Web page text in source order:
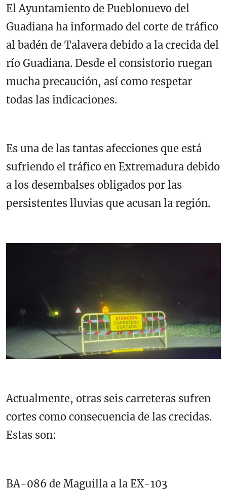
El Ayuntamiento de Pueblonuevo del
Guadiana ha informado del corte de tráfico
al badén de Talavera debido a la crecida del
río Guadiana. Desde el consistorio ruegan
mucha precaución, así como respetar
todas las indicaciones.
Es una de las tantas afecciones que está
sufriendo el tráfico en Extremadura debido
a los desembalses obligados por las
persistentes lluvias que acusan la región.
Actualmente, otras seis carreteras sufren
cortes como consecuencia de las crecidas.
Estas son:
BA-086 de Maguilla a la EX-103